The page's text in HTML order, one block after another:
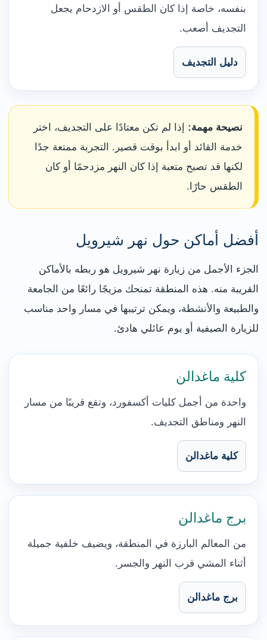
بنفسه، خاصة إذا كان الطقس أو الازدحام يجعل
التجديف أصعب.
دليل التجديف
نصيحة مهمة: إذا لم تكن معتادًا على التجديف، اختر
خدمة القائد أو ابدأ بوقت قصير. التجربة ممتعة جدًا
لكنها قد تصبح متعبة إذا كان النهر مزدحمًا أو كان
الطقس حارًا.
أفضل أماكن حول نهر شيرويل
الجزء الأجمل من زيارة نهر شيرويل هو ربطه بالأماكن
القريبة منه. هذه المنطقة تمنحك مزيجًا رائعًا من الجامعة
والطبيعة والأنشطة، ويمكن ترتيبها في مسار واحد مناسب
للزيارة الصيفية أو يوم عائلي هادئ.
كلية ماغدالن
واحدة من أجمل كليات أكسفورد، وتقع قريبًا من مسار
النهر ومناطق التجديف.
كلية ماغدالن
برج ماغدالن
من المعالم البارزة في المنطقة، ويضيف خلفية جميلة
أثناء المشي قرب النهر والجسر.
برج ماغدالن